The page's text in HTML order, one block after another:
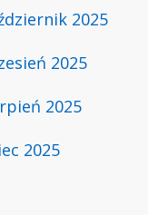
2025
2025
2025
2025